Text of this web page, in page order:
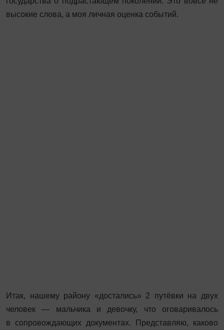
высокие слова, а моя личная оценка событий.
Итак, нашему району «достались» 2 путёвки на двух
человек — мальчика и девочку, что оговаривалось
в сопровождающих документах. Представляю, каково